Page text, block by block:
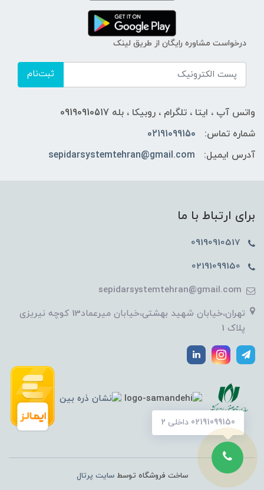
درخواست مشاوره رایگان از طریق لینک
ثبت‌نام
واتس آپ ، ایتا ، تلگرام ، روبیکا ، بله 09190910517
شماره تماس:
02191099150
آدرس ایمیل:
sepidarsystemtehran@gmail.com
برای ارتباط با ما
sepidarsystemtehran@gmail.com
تهران،خیابان شهید بهشتی،خیابان میرعماد13 کوچه نیریزی
پلاک 1
02191099150 داخلی 2
ساخت فروشگاه توسطسایت پرتال